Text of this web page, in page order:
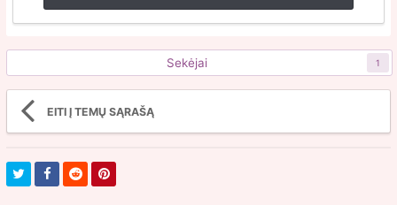
Sekėjai 1
EITI Į TEMŲ SĄRAŠĄ